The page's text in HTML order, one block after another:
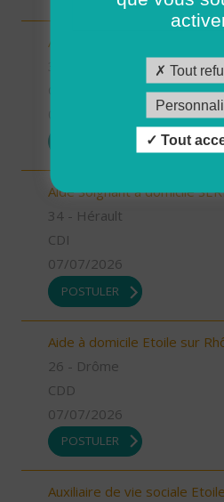
ASSISTANT COMPTABLE (H/
Aide Soignant à domicile
34 - Hérault
CDI
07/07/2026
POSTULER
Aide à domicile Etoile sur
26 - Drôme
CDD
07/07/2026
POSTULER
Auxiliaire de vie sociale
Tout
Tout